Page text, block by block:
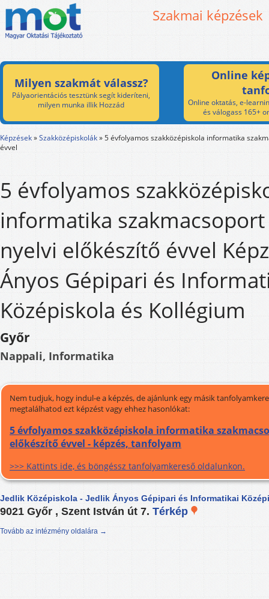
Szakmai képzések
Milyen szakmát válassz?
Pályaorientációs tesztünk segít kideríteni,
milyen munka illik Hozzád
Online
Online oktatás, e-
és válogass 165+
Képzések»Szakközépiskolák»5 évfolyamos szakközépiskola informatika
évvel
5 évfolyamos
informatika
nyelvi előkészítő évvel
Ányos Gépipari és
Középiskola és Kollégium
Győr
Nappali, Informatika
Nem tudjuk, hogy indul-e a képzés, de ajánlunk egy másik
megtalálhatod ezt képzést vagy ehhez hasonlókat:
5 évfolyamos szakközépiskola informatika
előkészítő évvel - képzés, tanfolyam
>>> Kattints ide, és böngéssz tanfolyamkereső oldalunkon.
Jedlik Középiskola - Jedlik Ányos Gépipari és Informatikai
9021 Győr , Szent István út 7. Térkép
Tovább az intézmény oldalára →